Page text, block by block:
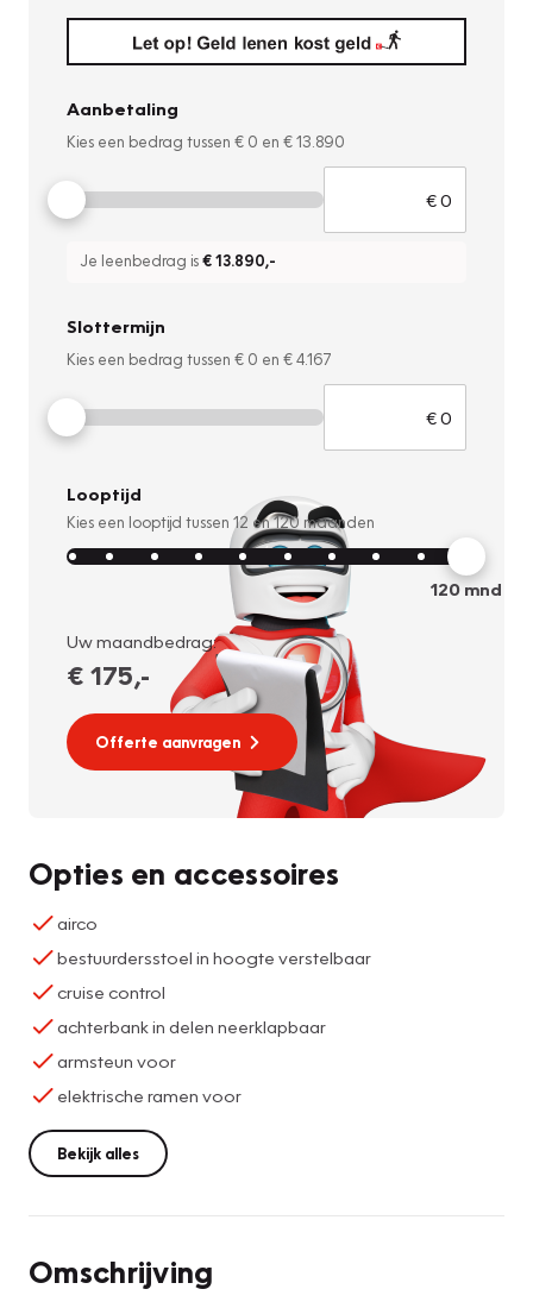
Aanbetaling
Kies een bedrag tussen € 0 en € 13.890
Je leenbedrag is€ 13.890,-
Slottermijn
Kies een bedrag tussen € 0 en € 4.167
Looptijd
Kies een looptijd tussen 12 en120 maanden
120mnd
Uw maandbedrag:
€ 175,-
Offerte aanvragen
Opties en accessoires
airco
bestuurdersstoel in hoogte verstelbaar
cruise control
achterbank in delen neerklapbaar
armsteun voor
elektrische ramen voor
Bekijk alles
Omschrijving